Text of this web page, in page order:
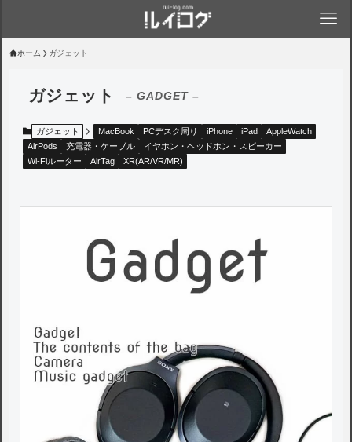
ホーム ガジェット
ガジェット – GADGET –
ガジェット MacBook PCデスク周り iPhone iPad
AppleWatch
AirPods
充電器・ケーブル
イヤホン・ヘッドホン・スピーカー
Wi-Fiルーター
AirTag XR(AR/VR/MR)